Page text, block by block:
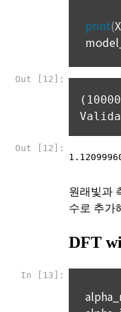
를 별도로 할 수 있다.
원”은 언제든지 원하
제 19 조 (회사의 책임
1. "회사"는 "개인회원"
원”의 요구에 따라 필
2. “회사”는 “개인회원
어긋나는 문구와 내용
있을 경우, 이를 사전
3. “인재회원”이 입력
의 통계자료로 활용될
포될 수 있다. 단, 활용
4. “회사”는 "기업회원
“회사”는 ‘개인정보
지 않은 회원의 개인
이용자가 회원가입
별도의 DB로 옮겨져(
기타 관련법령에 의해
후 파기됩니다. 별도
종이에 출력된 개인정
수 없는 기술적 방법을